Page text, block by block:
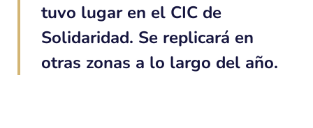
tuvo lugar en el CIC de
Solidaridad. Se replicará en
otras zonas a lo largo del año.